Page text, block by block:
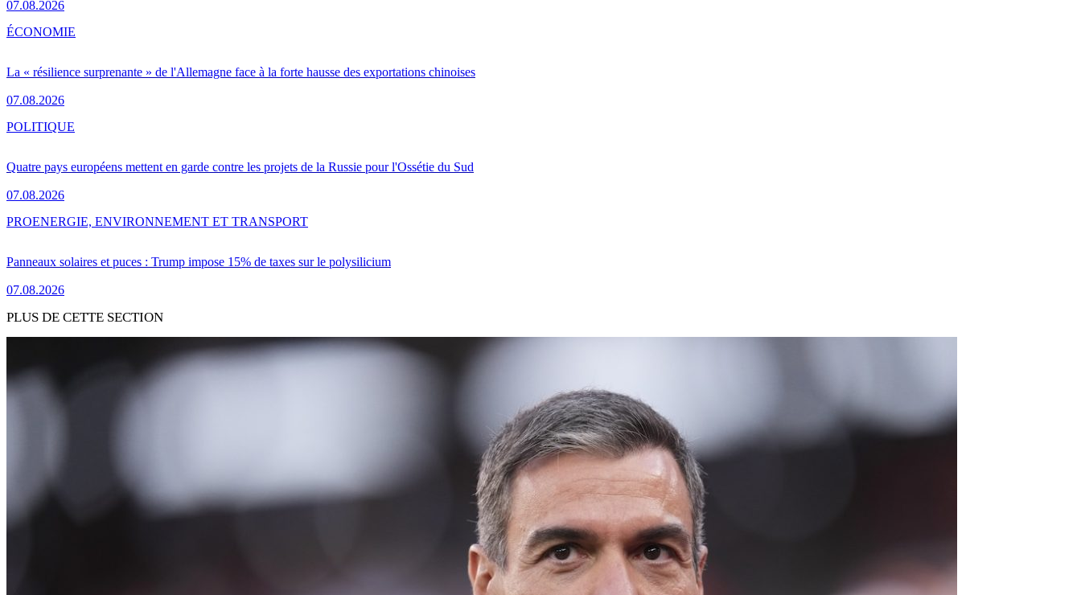
07.08.2026
La « résilience surprenante » de l'Allemagne face à la forte hausse des exportations chinoises
07.08.2026
ÉCONOMIE
Quatre pays européens mettent en garde contre les projets de la Russie pour l'Ossétie du Sud
07.08.2026
POLITIQUE
Panneaux solaires et puces : Trump impose 15% de taxes sur le polysilicium
07.08.2026
PROENERGIE, ENVIRONNEMENT ET TRANSPORT
PLUS DE CETTE SECTION